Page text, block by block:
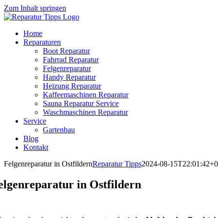
Zum Inhalt springen
Home
Reparaturen
Boot Reparatur
Fahrrad Reparatur
Felgenreparatur
Handy Reparatur
Heizung Reparatur
Kaffeemaschinen Reparatur
Sauna Reparatur Service
Waschmaschinen Reparatur
Service
Gartenbau
Blog
Kontakt
Felgenreparatur in OstfildernReparatur Tipps2024-08-
in Ostfildern